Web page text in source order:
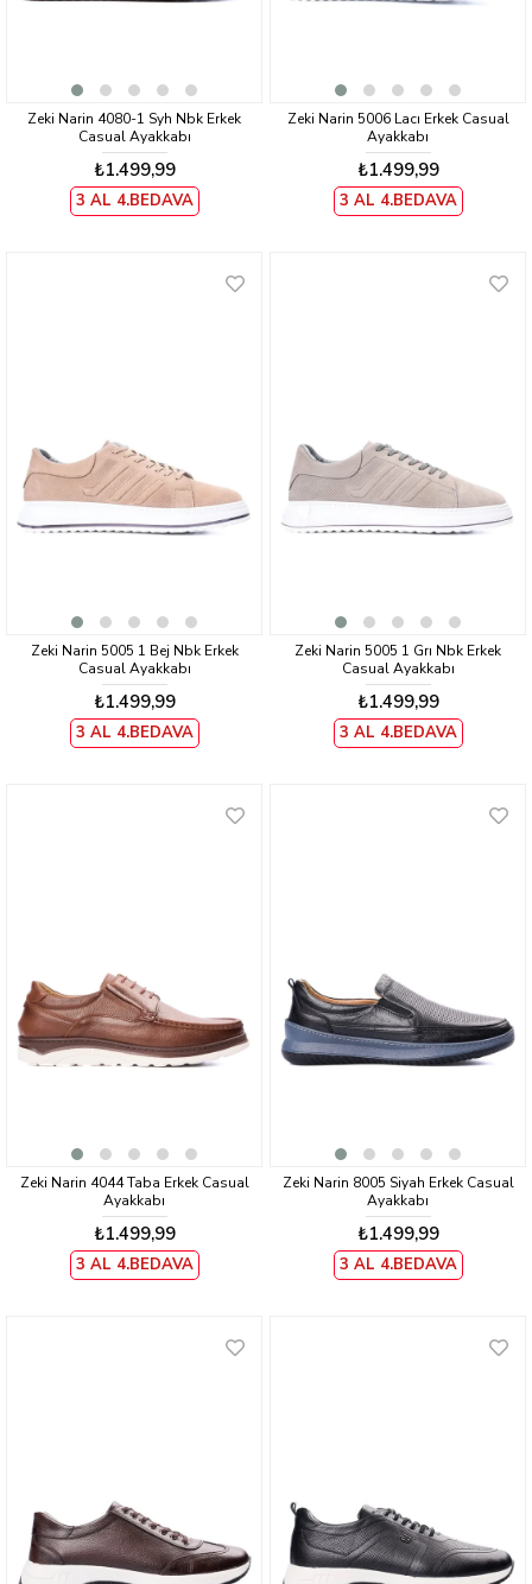
Zeki Narin 4080-1 Syh Nbk Erkek
Casual Ayakkabı
₺1.499,99
3 AL 4.BEDAVA
Zeki Narin 5006 Lacı Erkek Casual
Ayakkabı
₺1.499,99
3 AL 4.BEDAVA
Zeki Narin 5005 1 Bej Nbk Erkek
Casual Ayakkabı
₺1.499,99
3 AL 4.BEDAVA
Zeki Narin 5005 1 Grı Nbk Erkek
Casual Ayakkabı
₺1.499,99
3 AL 4.BEDAVA
Zeki Narin 4044 Taba Erkek Casual
Ayakkabı
₺1.499,99
3 AL 4.BEDAVA
Zeki Narin 8005 Siyah Erkek Casual
Ayakkabı
₺1.499,99
3 AL 4.BEDAVA